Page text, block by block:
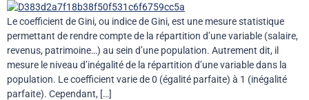
Le coefficient de Gini, ou indice de Gini, est une mesure statistique
permettant de rendre compte de la répartition d’une variable (salaire,
revenus, patrimoine…) au sein d’une population. Autrement dit, il
mesure le niveau d’inégalité de la répartition d’une variable dans la
population. Le coefficient varie de 0 (égalité parfaite) à 1 (inégalité
parfaite). Cependant, […]